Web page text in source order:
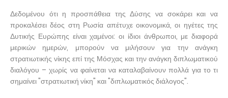
Δεδομένου ότι η προσπάθεια της Δύσης να σοκάρει και να
προκαλέσει δέος στη Ρωσία απέτυχε οικονομικά, οι ηγέτες της
Δυτικής Ευρώπης είναι χαμένοι: οι ίδιοι άνθρωποι, με διαφορά
μερικών ημερών, μπορούν να μιλήσουν για την ανάγκη
στρατιωτικής νίκης επί της Μόσχας και την ανάγκη διπλωματικού
διαλόγου – χωρίς να φαίνεται να καταλαβαίνουν πολλά για το τι
σημαίνει "στρατιωτική νίκη" και "διπλωματικός διάλογος".